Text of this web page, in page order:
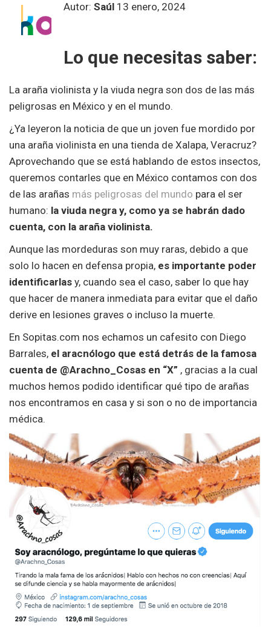
Autor: Saúl 13 enero, 2024
Lo que necesitas saber:
La araña violinista y la viuda negra son dos de las más
peligrosas en México y en el mundo.
¿Ya leyeron la noticia de que un joven fue mordido por
una araña violinista en una tienda de Xalapa, Veracruz?
Aprovechando que se está hablando de estos insectos,
queremos contarles que en México contamos con dos
de las arañas más peligrosas del mundo para el ser
humano: la viuda negra y, como ya se habrán dado
cuenta, con la araña violinista.
Aunque las mordeduras son muy raras, debido a que
solo lo hacen en defensa propia, es importante poder
identificarlas y, cuando sea el caso, saber lo que hay
que hacer de manera inmediata para evitar que el daño
derive en lesiones graves o incluso la muerte.
En Sopitas.com nos echamos un cafesito con Diego
Barrales, el aracnólogo que está detrás de la famosa
cuenta de @Arachno_Cosas en “X” , gracias a la cual
muchos hemos podido identificar qué tipo de arañas
nos encontramos en casa y si son o no de importancia
médica.